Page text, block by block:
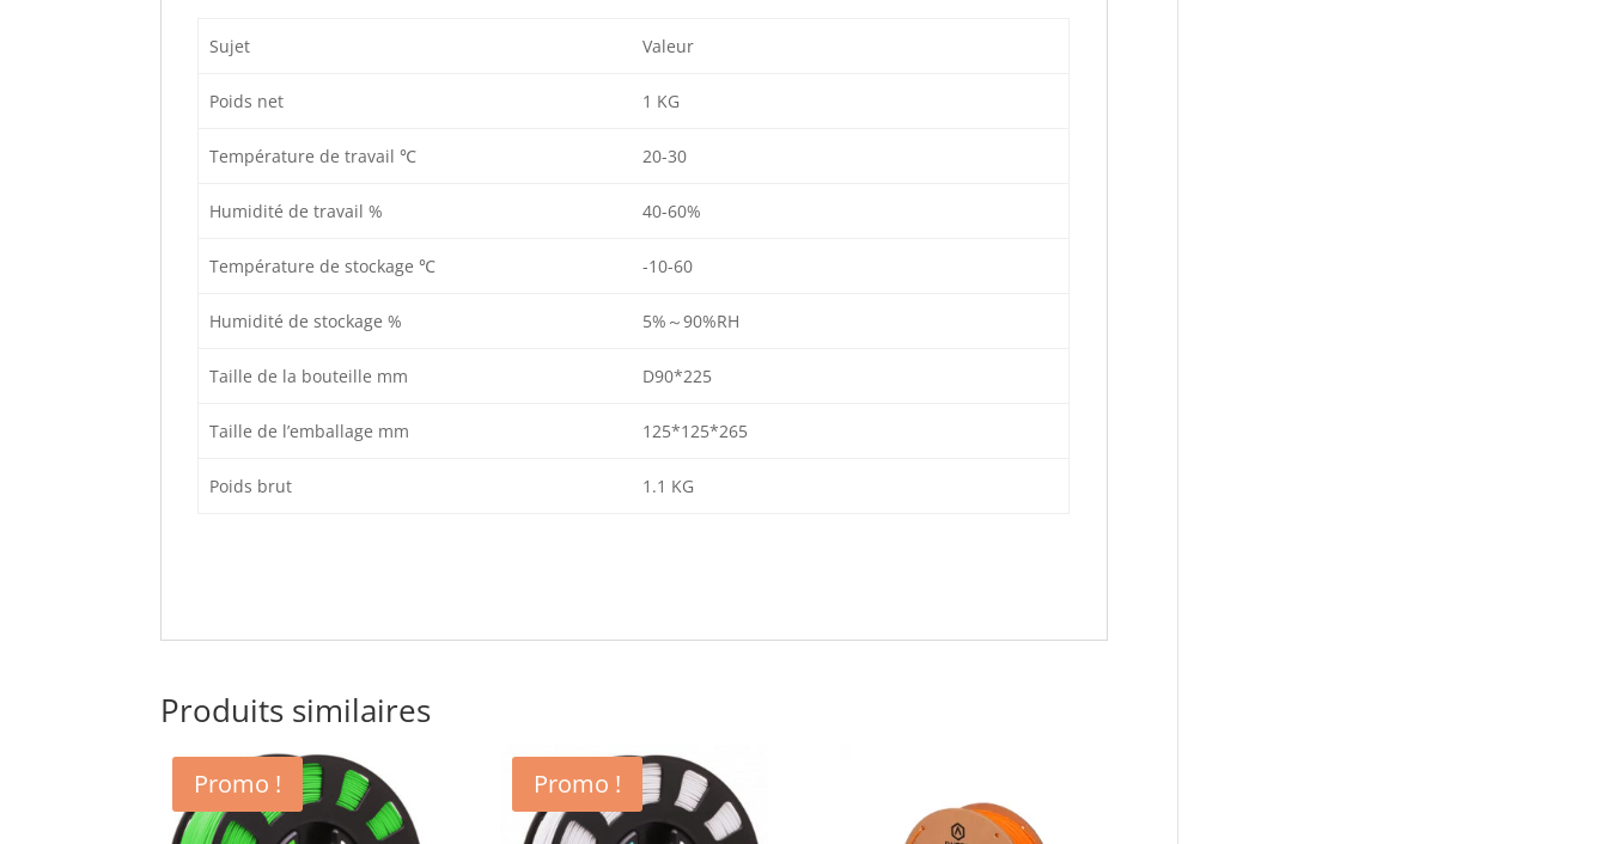
Sujet Valeur
Poids net 1 KG
Température de travail ℃ 20-30
Humidité de travail % 40-60%
Température de stockage ℃ -10-60
Humidité de stockage % 5%～90%RH
Taille de la bouteille mm D90*225
Taille de l’emballage mm 125*125*265
Poids brut 1.1 KG
Produits similaires
Promo ! Promo !